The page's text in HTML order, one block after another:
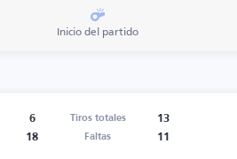
Inicio del partido
6 Tiros totales
13
18
Faltas 11